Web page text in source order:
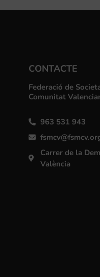
CONTACTE
Federació de
Comunitat
963 531 943
Carrer de la
València